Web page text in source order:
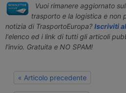
Vuoi rimanere aggiornato
trasporto e la logistica e non
notizia di TrasportoEuropa? Iscriviti
l'elenco ed i link di tutti gli articoli
l'invio. Gratuita e NO SPAM!
« Articolo precedente